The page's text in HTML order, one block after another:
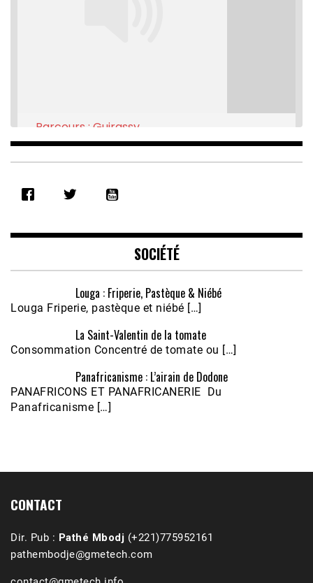
RSS FEED
EMBED
Parcours : Guirassy
Feb 16, 2021 • 28:08
Écoutez le parcours de Claudiane Kapia
Nobana (Podologue)
Feb 24, 2021 • 28mn
SOCIÉTÉ
Louga : Friperie, Pastèque & Niébé
Louga Friperie, pastèque et niébé […]
La Saint-Valentin de la tomate
Consommation Concentré de tomate ou […]
Panafricanisme : L’airain de Dodone
PANAFRICONS ET PANAFRICANERIE Du
Panafricanisme […]
CONTACT
Dir. Pub : Pathé Mbodj (+221)775952161
pathembodje@gmetech.com